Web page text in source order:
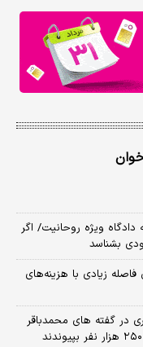
دادگاه ویژه روحانیت/ اگر
بشناسد
زیادی با هزینه‌های
و کیفری در گفته های محمدباقر